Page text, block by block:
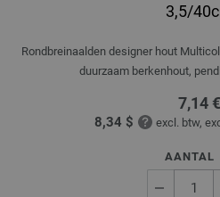
3,5/
Rondbreinaalden designer hout
duurzaam berkenhout,
7,14 €
8,34 $ excl. btw,
AANTAL